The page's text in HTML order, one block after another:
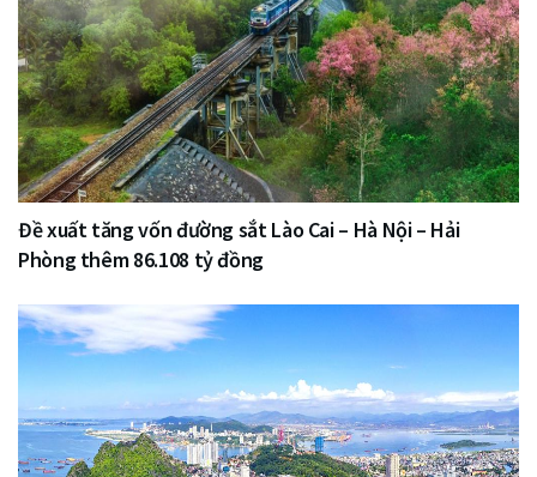
Đề xuất tăng vốn đường sắt Lào Cai – Hà Nội – Hải
Phòng thêm 86.108 tỷ đồng